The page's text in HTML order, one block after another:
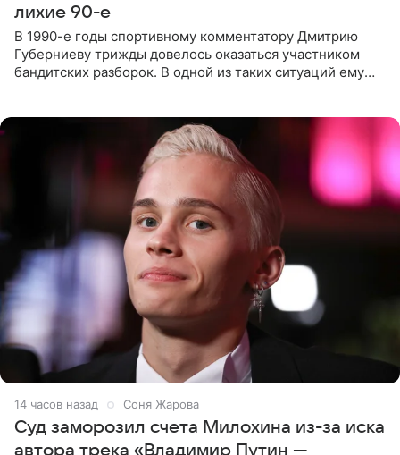
лихие 90-е
В 1990-е годы спортивному комментатору Дмитрию
Губерниеву трижды довелось оказаться участником
бандитских разборок. В одной из таких ситуаций ему
14 часов назад Соня Жарова
Суд заморозил счета Милохина из-за иска
автора трека «Владимир Путин —